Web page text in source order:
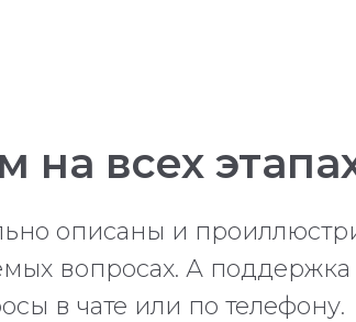
на всех
описаны и
вопросах. А поддержка
в чате или по телефону.